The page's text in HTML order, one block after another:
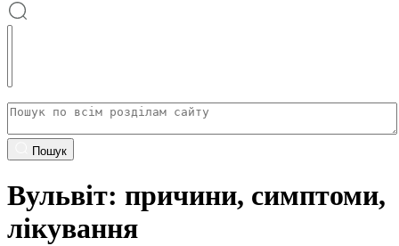
Пошук
Вульвіт: причини, симптоми,
лікування